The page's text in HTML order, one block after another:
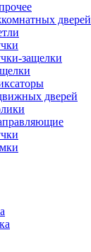
дверей
защелки
дверей